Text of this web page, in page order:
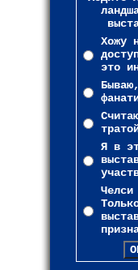
Хожу
это
Я в
Челси